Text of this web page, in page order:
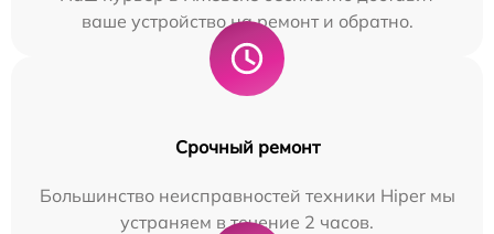
ваше устройство на ремонт и обратно.
Срочный ремонт
Большинство неисправностей техники Hiper мы
устраняем в течение 2 часов.